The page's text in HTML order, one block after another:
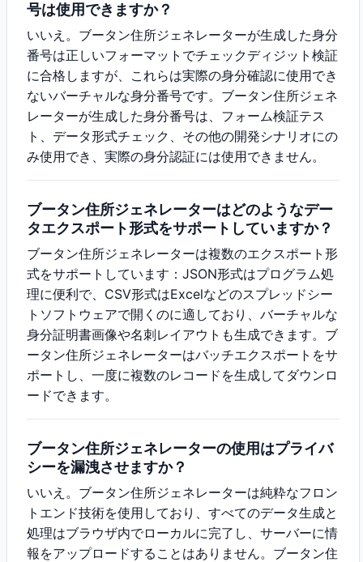
号は使用できますか？
いいえ。ブータン住所ジェネレーターが生成した身分
番号は正しいフォーマットでチェックディジット検証
に合格しますが、これらは実際の身分確認に使用でき
ないバーチャルな身分番号です。ブータン住所ジェネ
レーターが生成した身分番号は、フォーム検証テス
ト、データ形式チェック、その他の開発シナリオにの
み使用でき、実際の身分認証には使用できません。
ブータン住所ジェネレーターはどのようなデー
タエクスポート形式をサポートしていますか？
ブータン住所ジェネレーターは複数のエクスポート形
式をサポートしています：JSON形式はプログラム処
理に便利で、CSV形式はExcelなどのスプレッドシー
トソフトウェアで開くのに適しており、バーチャルな
身分証明書画像や名刺レイアウトも生成できます。ブ
ータン住所ジェネレーターはバッチエクスポートをサ
ポートし、一度に複数のレコードを生成してダウンロ
ードできます。
ブータン住所ジェネレーターの使用はプライバ
シーを漏洩させますか？
いいえ。ブータン住所ジェネレーターは純粋なフロン
トエンド技術を使用しており、すべてのデータ生成と
処理はブラウザ内でローカルに完了し、サーバーに情
報をアップロードすることはありません。ブータン住